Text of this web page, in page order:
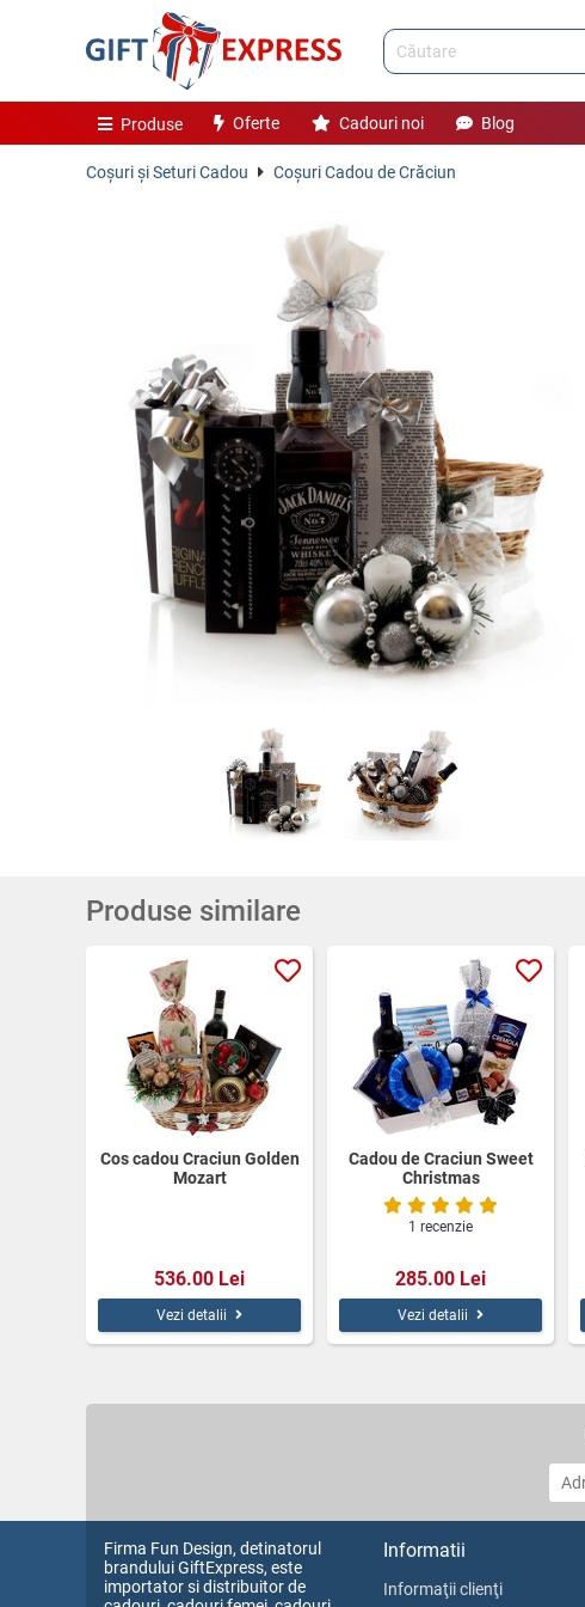
Produse Oferte Cadouri noi Blog
Coşuri și Seturi Cadou Coşuri Cadou de Crăciun
Produse similare
Cos cadou Craciun Golden
Mozart
536.00 Lei
Vezi detalii
Cadou de Craciun Sweet
Christmas
1 recenzie
285.00 Lei
Vezi detalii
Firma Fun Design, detinatorul
brandului GiftExpress, este
importator si distribuitor de
Informatii
Informaţii clienţi